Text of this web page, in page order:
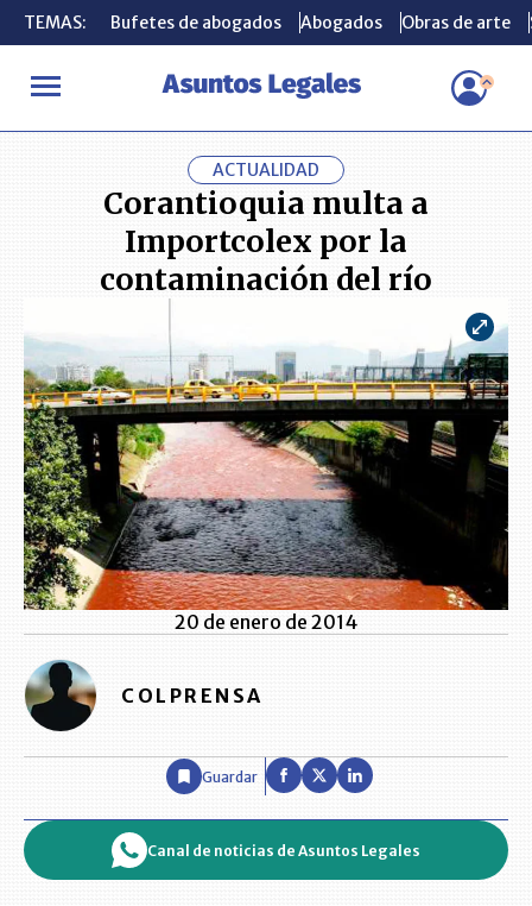
TEMAS: Bufetes de abogados Abogados Obras de arte
INICIO ACTUALIDAD Corantioquia multa a Importcolex por la
TEMAS: Bufetes de abogados Abogados Obras de arte
ACTUALIDAD
Corantioquia multa a
Importcolex por la
contaminación del río
20 de enero de 2014
COLPRENSA
Guardar
Canal de noticias de Asuntos Legales